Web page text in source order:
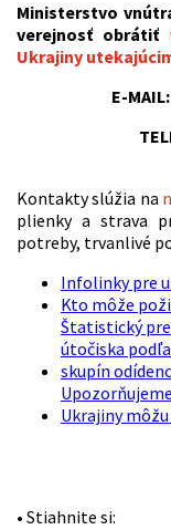
Ministerstvo
verejnosť obrátiť
Ukrajiny
E-MAIL:
Kontakty slúžia na
plienky a strava
potreby, trvanlivé
Infolinky pre
Kto môže
Štatistický
útočiska
skupín
Ukrajiny
• Stiahnite si: